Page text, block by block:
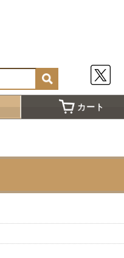
カート